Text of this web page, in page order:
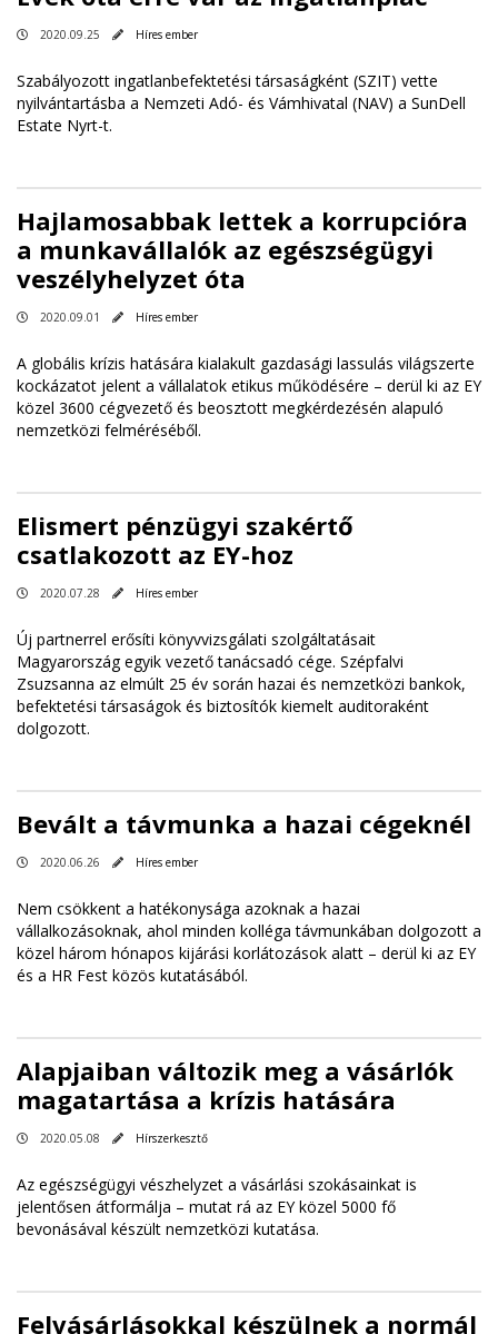
2020.09.25 Híres ember
Szabályozott ingatlanbefektetési társaságként (SZIT) vette
nyilvántartásba a Nemzeti Adó- és Vámhivatal (NAV) a SunDell
Estate Nyrt-t.
Hajlamosabbak lettek a korrupcióra
a munkavállalók az egészségügyi
veszélyhelyzet óta
2020.09.01 Híres ember
A globális krízis hatására kialakult gazdasági lassulás világszerte
kockázatot jelent a vállalatok etikus működésére – derül ki az EY
közel 3600 cégvezető és beosztott megkérdezésén alapuló
nemzetközi felméréséből.
Elismert pénzügyi szakértő
csatlakozott az EY-hoz
2020.07.28 Híres ember
Új partnerrel erősíti könyvvizsgálati szolgáltatásait
Magyarország egyik vezető tanácsadó cége. Szépfalvi
Zsuzsanna az elmúlt 25 év során hazai és nemzetközi bankok,
befektetési társaságok és biztosítók kiemelt auditoraként
dolgozott.
Bevált a távmunka a hazai cégeknél
2020.06.26 Híres ember
Nem csökkent a hatékonysága azoknak a hazai
vállalkozásoknak, ahol minden kolléga távmunkában dolgozott a
közel három hónapos kijárási korlátozások alatt – derül ki az EY
és a HR Fest közös kutatásából.
Alapjaiban változik meg a vásárlók
magatartása a krízis hatására
2020.05.08 Hírszerkesztő
Az egészségügyi vészhelyzet a vásárlási szokásainkat is
jelentősen átformálja – mutat rá az EY közel 5000 fő
bevonásával készült nemzetközi kutatása.
Felvásárlásokkal készülnek a normál